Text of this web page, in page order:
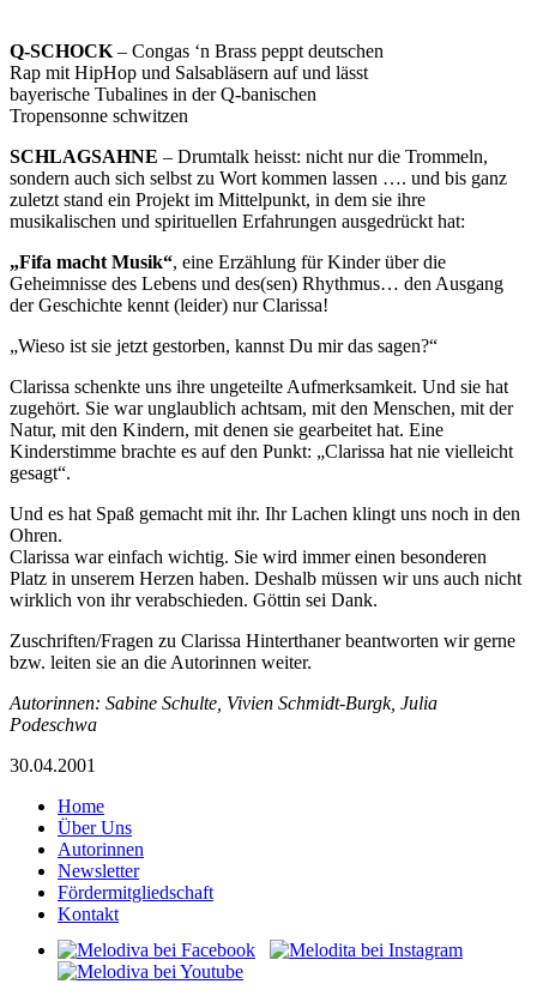
Q-SCHOCK – Congas ‘n Brass peppt deutschen
Rap mit HipHop und Salsabläsern auf und lässt
bayerische Tubalines in der Q-banischen
Tropensonne schwitzen
SCHLAGSAHNE – Drumtalk heisst: nicht nur die Trommeln,
sondern auch sich selbst zu Wort kommen lassen …. und bis ganz
zuletzt stand ein Projekt im Mittelpunkt, in dem sie ihre
musikalischen und spirituellen Erfahrungen ausgedrückt hat:
„Fifa macht Musik“, eine Erzählung für Kinder über die
Geheimnisse des Lebens und des(sen) Rhythmus… den Ausgang
der Geschichte kennt (leider) nur Clarissa!
„Wieso ist sie jetzt gestorben, kannst Du mir das sagen?“
Clarissa schenkte uns ihre ungeteilte Aufmerksamkeit. Und sie hat
zugehört. Sie war unglaublich achtsam, mit den Menschen, mit der
Natur, mit den Kindern, mit denen sie gearbeitet hat. Eine
Kinderstimme brachte es auf den Punkt: „Clarissa hat nie vielleicht
gesagt“.
Und es hat Spaß gemacht mit ihr. Ihr Lachen klingt uns noch in den
Ohren.
Clarissa war einfach wichtig. Sie wird immer einen besonderen
Platz in unserem Herzen haben. Deshalb müssen wir uns auch nicht
wirklich von ihr verabschieden. Göttin sei Dank.
Zuschriften/Fragen zu Clarissa Hinterthaner beantworten wir gerne
bzw. leiten sie an die Autorinnen weiter.
Autorinnen: Sabine Schulte, Vivien Schmidt-Burgk, Julia
Podeschwa
30.04.2001
Home
Über Uns
Autorinnen
Newsletter
Fördermitgliedschaft
Kontakt